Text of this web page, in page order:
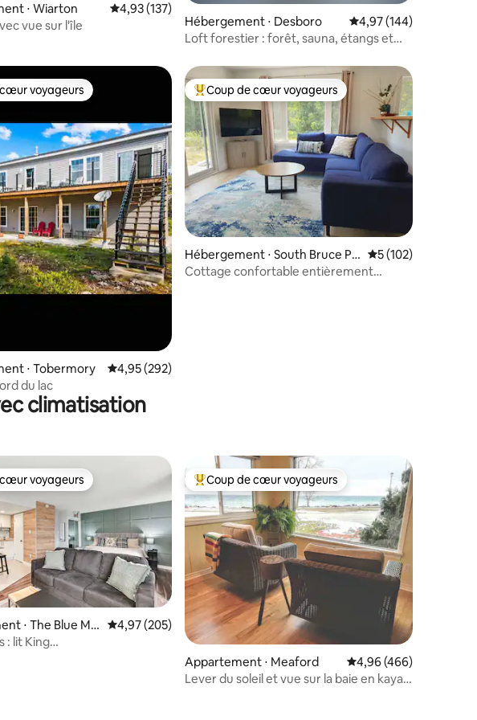
base de 113 commentaires : 4,98 sur 5
⋅ Wiarton Évaluation moyenne sur la base de 137 commentaires : 4,93 sur 5
4,93 (137)
vue sur l'île
Hébergement ⋅ Desboro Évaluation moyenne
4,97 (144)
Loft forestier : forêt, sauna, étangs et
base de 209 commentaires : 4,97 sur 5
voyageurs
voyageurs
⋅ Tobermory Évaluation moyenne sur la base de 292 commentaires : 4,95 sur 5
4,95 (292)
du lac
Coups de cœur voyageurs les plus appréciés
Coup de cœur voyageurs
Hébergement ⋅ South Bruce Pe
ninsula
Évaluation
5 (102)
Cottage confortable entièrement
climatisation
voyageurs
voyageurs
⋅ The Blue Mo
Évaluation moyenne sur la base de 205 commentaires : 4,97 sur 5
4,97 (205)
: lit King
Coups de cœur voyageurs les plus appréciés
Coup de cœur voyageurs
Appartement ⋅ Meaford Évaluation moyenne
4,96 (466)
Lever du soleil et vue sur la baie en kayak